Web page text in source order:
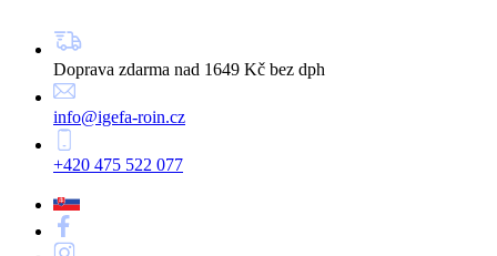
Doprava zdarma nad 1649 Kč bez dph
info@igefa-roin.cz
+420 475 522 077